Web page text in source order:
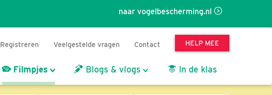
naar vogelbescherming.nl
Registreren Veelgestelde vragen Contact HELP MEE
Filmpjes Blogs & vlogs In de klas